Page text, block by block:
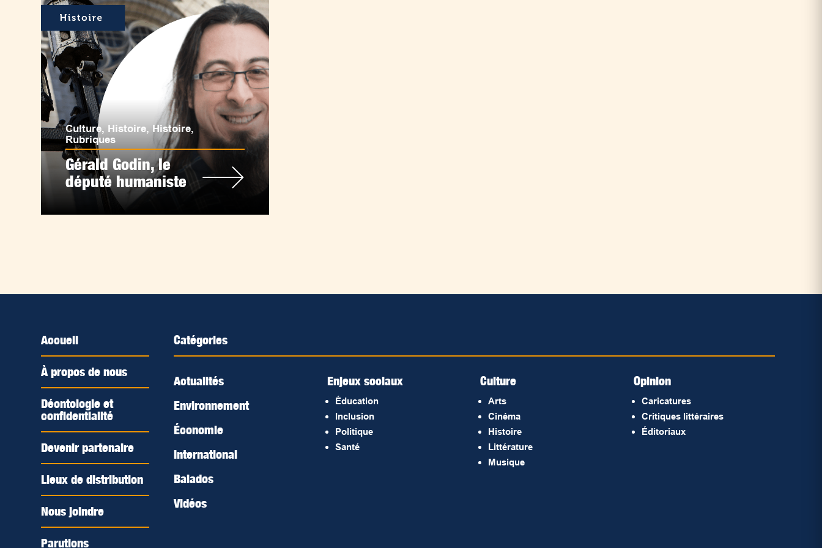
Culture, Histoire, Histoire,
Rubriques
Gérald Godin, le
député humaniste
Accueil
À propos de nous
Déontologie et
confidentialité
Devenir partenaire
Lieux de distribution
Nous joindre
Parutions
Catégories
Actualités
Environnement
Économie
International
Balados
Vidéos
Enjeux sociaux
Éducation
Inclusion
Politique
Santé
Culture
Arts
Cinéma
Histoire
Littérature
Musique
Opinion
Caricatures
Critiques littéraires
Éditoriaux